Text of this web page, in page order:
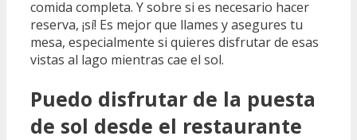
comida completa. Y sobre si es necesario hacer
reserva, ¡sí! Es mejor que llames y asegures tu
mesa, especialmente si quieres disfrutar de esas
vistas al lago mientras cae el sol.
Puedo disfrutar de la puesta
de sol desde el restaurante